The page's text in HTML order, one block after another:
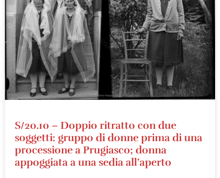
S/20.10 – Doppio ritratto con due
soggetti: gruppo di donne prima di una
processione a Prugiasco; donna
appoggiata a una sedia all’aperto